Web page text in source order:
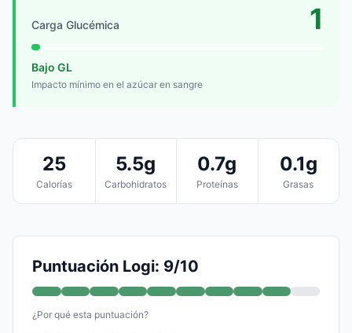
Carga Glucémica 1
Bajo GL
Impacto mínimo en el azúcar en sangre
25
Calorías
5.5g
Carbohidratos
0.7g
Proteínas
0.1g
Grasas
Puntuación Logi: 9/10
¿Por qué esta puntuación?